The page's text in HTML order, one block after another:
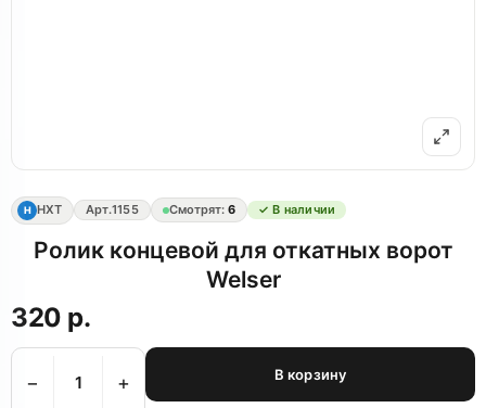
Н НХТ Арт.1155 Смотрят: 6 ✓ В наличии
Ролик концевой для откатных ворот
Welser
320 р.
− + В корзину